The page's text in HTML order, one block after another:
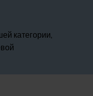
категории,